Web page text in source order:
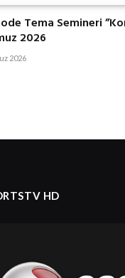
Tema Semineri
2026
2026
HD